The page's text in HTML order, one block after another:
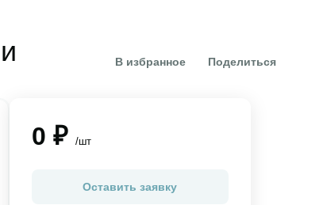
В избранное Поделиться
0 ₽ /шт
Оставить заявку